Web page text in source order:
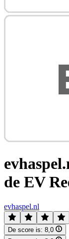
de EV
evhaspel.nl
De score is: 8,0